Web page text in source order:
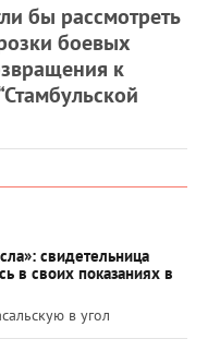
бы рассмотреть
боевых
к
свидетельница
в своих показаниях в
в угол